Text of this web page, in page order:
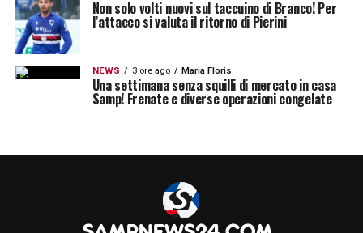
Non solo volti nuovi sul taccuino di Branco! Per
l’attacco si valuta il ritorno di Pierini
NEWS 3 ore ago Maria Floris
Una settimana senza squilli di mercato in casa
Samp! Frenate e diverse operazioni congelate